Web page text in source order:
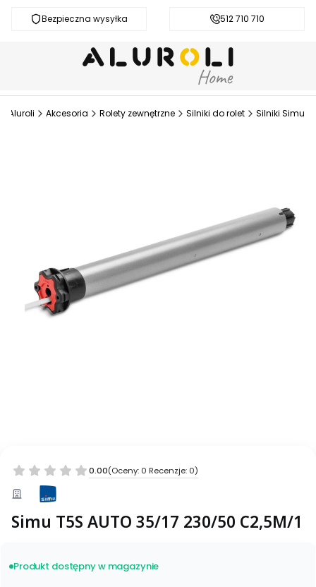
Bezpieczna wysyłka Darmowa dostawa od 200 zł
512 710 710
Aluroli Akcesoria Rolety zewnętrzne Silniki do rolet Silniki Simu
0.00(Oceny: 0 Recenzje: 0)
Simu T5S AUTO 35/17 230/50 C2,5M/1
Produkt dostępny w magazynie